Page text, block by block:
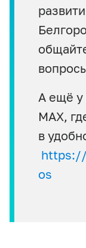
А ещё у
MAX,
в
https://
os